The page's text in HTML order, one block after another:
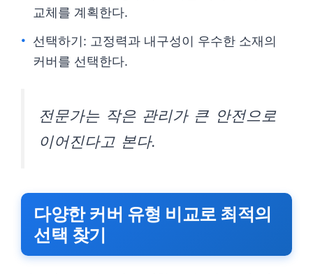
교체를 계획한다.
선택하기: 고정력과 내구성이 우수한 소재의
커버를 선택한다.
전문가는 작은 관리가 큰 안전으로
이어진다고 본다.
다양한 커버 유형 비교로 최적의
선택 찾기